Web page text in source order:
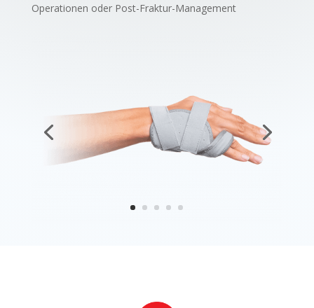
Operationen oder Post-Fraktur-Management